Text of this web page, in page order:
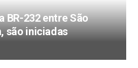
BR-232 entre São
são iniciadas